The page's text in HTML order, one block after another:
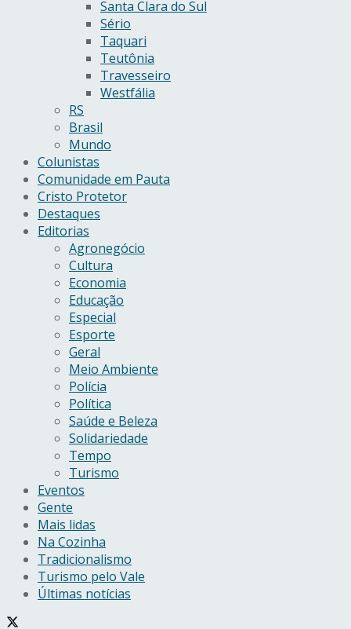
Santa Clara do Sul
Sério
Taquari
Teutônia
Travesseiro
Westfália
RS
Brasil
Mundo
Colunistas
Comunidade em Pauta
Cristo Protetor
Destaques
Editorias
Agronegócio
Cultura
Economia
Educação
Especial
Esporte
Geral
Meio Ambiente
Polícia
Política
Saúde e Beleza
Solidariedade
Tempo
Turismo
Eventos
Gente
Mais lidas
Na Cozinha
Tradicionalismo
Turismo pelo Vale
Últimas notícias